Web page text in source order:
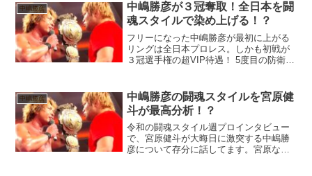
中嶋勝彦
中嶋勝彦が３冠奪取！全日本を闘
魂スタイルで染め上げる！？
フリーになった中嶋勝彦が最初に上がる
リングは全日本プロレス。しかも初戦が
３冠選手権の超VIP待遇！ 5度目の防衛を
中嶋勝彦
中嶋勝彦の闘魂スタイルを宮原健
斗が最高分析！？
令和の闘魂スタイル週プロインタビュー
で、宮原健斗が大晦日に激突する中嶋勝
彦について存分に話してます。宮原なら